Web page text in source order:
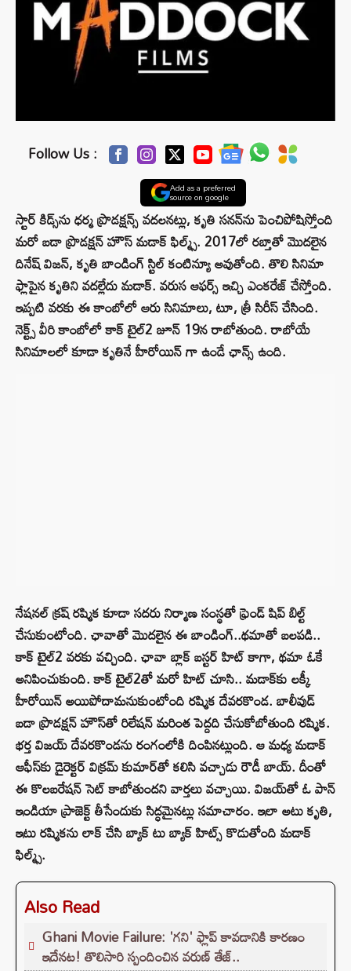
Follow Us :
Add as a preferred
source on google
స్టార్ కిడ్స్‌ను ధర్మ ప్రొడక్షన్స్ వదలనట్లు, కృతి సనన్‌ను పెంచిపోషిస్తోంది
మరో బడా ప్రొడక్షన్ హౌస్ మడాక్ ఫిల్మ్స్. 2017లో రబ్తాతో మొదలైన
దినేష్ విజన్, కృతి బాండింగ్ స్టిల్ కంటిన్యూ అవుతోంది. తొలి సినిమా
ఫ్లాపైన కృతిని వదల్లేదు మడాక్. వరుస ఆఫర్స్ ఇచ్చి ఎంకరేజ్ చేస్తోంది.
ఇప్పటి వరకు ఈ కాంబోలో ఆరు సినిమాలు, టూ, త్రీ సిరీస్ చేసింది.
నెక్ట్స్ వీరి కాంబోలో కాక్ టైల్2 జూన్ 19న రాబోతుంది. రాబోయే
సినిమాలలో కూడా కృతినే హీరోయిన్ గా ఉండే ఛాన్స్ ఉంది.
నేషనల్ క్రష్ రష్మిక కూడా సదరు నిర్మాణ సంస్థతో ఫ్రెండ్ షిప్ బిల్ట్
చేసుకుంటోంది. ఛావాతో మొదలైన ఈ బాండింగ్..థమాతో బలపడి..
కాక్ టైల్2 వరకు వచ్చింది. ఛావా బ్లాక్ బస్టర్ హిట్ కాగా, థమా ఓకే
అనిపించుకుంది. కాక్ టైల్2తో మరో హిట్ చూసి.. మడాక్‌కు లక్కీ
హీరోయిన్ అయిపోదామనుకుంటోంది రష్మిక దేవరకొండ. బాలీవుడ్
బడా ప్రొడక్షన్ హౌస్‌తో రిలేషన్ మరింత పెద్దది చేసుకోబోతుంది రష్మిక.
భర్త విజయ్ దేవరకొండను రంగంలోకి దింపినట్లుంది. ఆ మధ్య మడాక్
ఆఫీస్‌కు డైరెక్టర్ విక్రమ్ కుమార్‌తో కలిసి వచ్చాడు రౌడీ బాయ్. దీంతో
ఈ కొలబరేషన్ సెట్ కాబోతుందని వార్తలు వచ్చాయి. విజయ్‌తో ఓ పాన్
ఇండియా ప్రాజెక్ట్ తీసేందుకు సిద్ధమైనట్లు సమాచారం. ఇలా అటు కృతి,
ఇటు రష్మికను లాక్ చేసి బ్యాక్ టు బ్యాక్ హిట్స్ కొడుతోంది మడాక్
ఫిల్మ్స్.
Also Read
Ghani Movie Failure: 'గని' ఫ్లాప్‌ కావడానికి కారణం
ఇదేనట! తొలిసారి స్పందించిన వరుణ్ తేజ్..